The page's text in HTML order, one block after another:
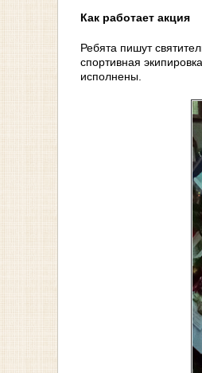
Как работает акция
Ребята пишут
спортивная
исполнены.